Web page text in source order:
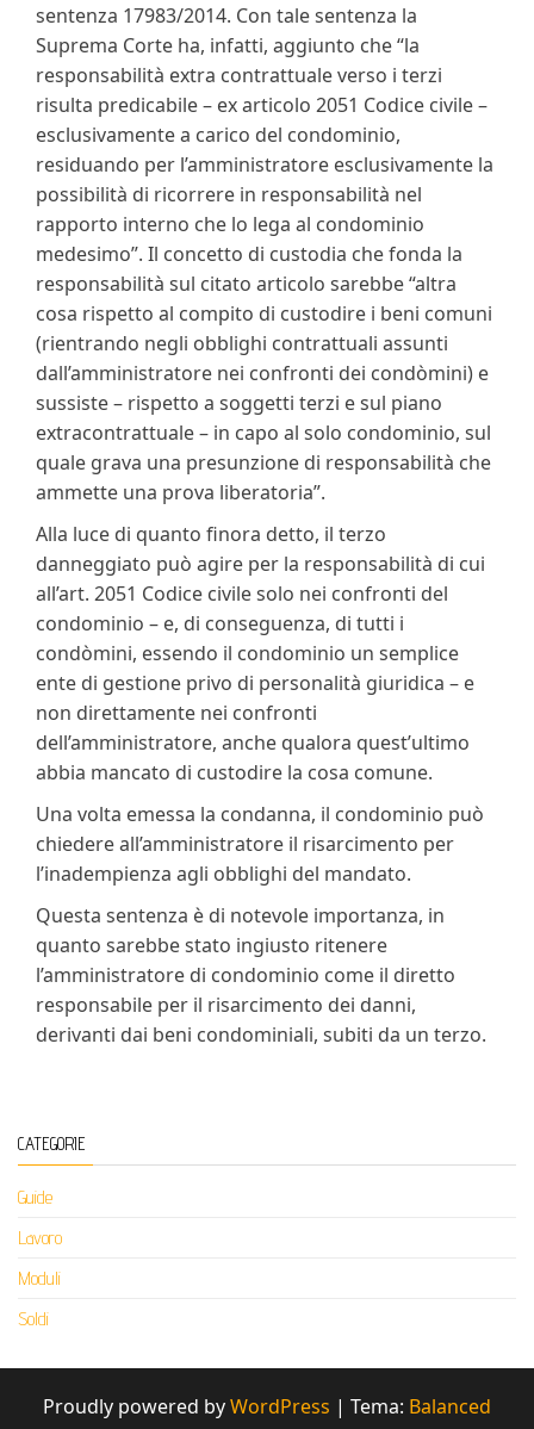
sentenza 17983/2014. Con tale sentenza la
Suprema Corte ha, infatti, aggiunto che “la
responsabilità extra contrattuale verso i terzi
risulta predicabile – ex articolo 2051 Codice civile –
esclusivamente a carico del condominio,
residuando per l’amministratore esclusivamente la
possibilità di ricorrere in responsabilità nel
rapporto interno che lo lega al condominio
medesimo”. Il concetto di custodia che fonda la
responsabilità sul citato articolo sarebbe “altra
cosa rispetto al compito di custodire i beni comuni
(rientrando negli obblighi contrattuali assunti
dall’amministratore nei confronti dei condòmini) e
sussiste – rispetto a soggetti terzi e sul piano
extracontrattuale – in capo al solo condominio, sul
quale grava una presunzione di responsabilità che
ammette una prova liberatoria”.
Alla luce di quanto finora detto, il terzo
danneggiato può agire per la responsabilità di cui
all’art. 2051 Codice civile solo nei confronti del
condominio – e, di conseguenza, di tutti i
condòmini, essendo il condominio un semplice
ente di gestione privo di personalità giuridica – e
non direttamente nei confronti
dell’amministratore, anche qualora quest’ultimo
abbia mancato di custodire la cosa comune.
Una volta emessa la condanna, il condominio può
chiedere all’amministratore il risarcimento per
l’inadempienza agli obblighi del mandato.
Questa sentenza è di notevole importanza, in
quanto sarebbe stato ingiusto ritenere
l’amministratore di condominio come il diretto
responsabile per il risarcimento dei danni,
derivanti dai beni condominiali, subiti da un terzo.
CATEGORIE
Guide
Lavoro
Moduli
Soldi
Proudly powered byWordPress | Tema: Balanced